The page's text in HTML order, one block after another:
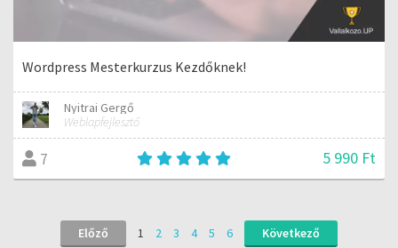
Wordpress Mesterkurzus Kezdőknek!
Nyitrai Gergő
Weblapfejlesztő
7 5 990 Ft
Előző 1 2 3 4 5 6 Következő